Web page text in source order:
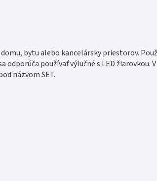
bytu alebo kancelársky priestorov.
používať výlučné s LED žiarovkou.
názvom SET.